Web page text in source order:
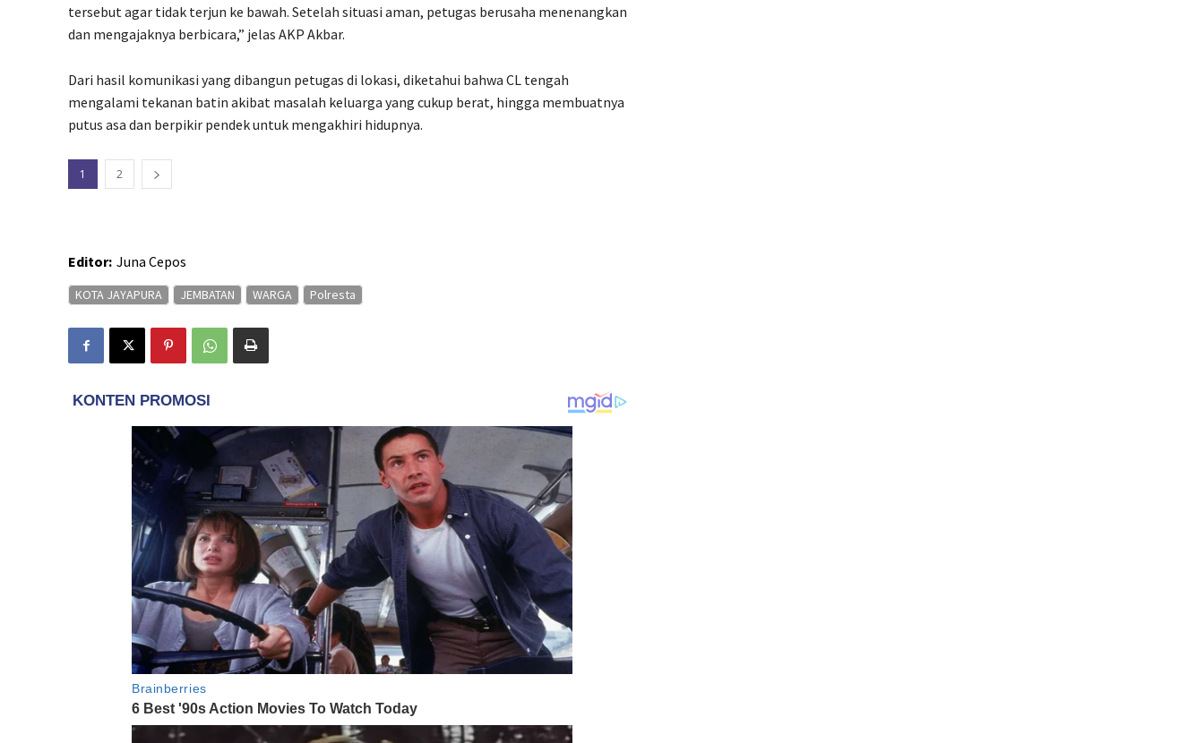
tersebut agar tidak terjun ke bawah. Setelah situasi aman, petugas berusaha menenangkan
dan mengajaknya berbicara,” jelas AKP Akbar.
Dari hasil komunikasi yang dibangun petugas di lokasi, diketahui bahwa CL tengah
mengalami tekanan batin akibat masalah keluarga yang cukup berat, hingga membuatnya
putus asa dan berpikir pendek untuk mengakhiri hidupnya.
1 2
Editor: Juna Cepos
KOTA JAYAPURA JEMBATAN WARGA Polresta